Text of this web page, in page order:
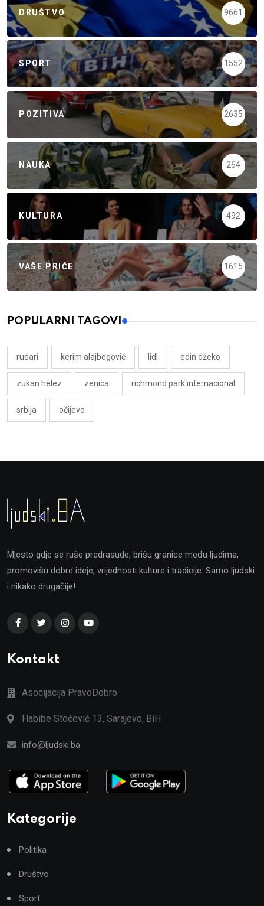
DRUŠTVO 9661
SPORT 1552
POZITIVA 2635
NAUKA 264
KULTURA 492
VAŠE PRIČE 1615
POPULARNI TAGOVI
rudari kerim alajbegović lidl edin džeko
zukan helez zenica richmond park internacional
srbija očijevo
Mjesto gdje se ruše predrasude, brišu granice među ljudima,
promovišu dobre ideje, vrijednosti kulture i tradicije. Samo ljudski
i nikako drugačije!
Kontakt
Asocijacija PravoDobro
Habibe Stočević 13, Sarajevo, BiH
info@ljudski.ba
Kategorije
Politika
Društvo
Sport